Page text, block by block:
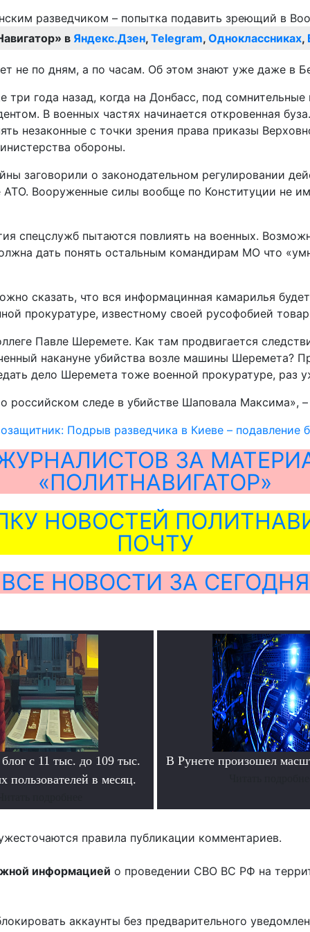
в Яндекс.Дзен, Telegram, Одноклассниках,
не по дням, а по часам. Об этом знают уже даже в
года назад, когда на Донбасс, под
В военных частях начинается откровенная
незаконные с точки зрения права приказы
обороны.
заговорили о законодательном регулировании
Вооруженные силы вообще по Конституции не
спецслужб пытаются повлиять на военных.
дать понять остальным командирам МО что
сказать, что вся информацинная камарилья
прокуратуре, известному своей русофобией
Павле Шеремете. Как там продвигается
накануне убийства возле машины Шеремета?
дело Шеремета тоже военной прокуратуре,
российском следе в убийстве Шаповала Максима»,
Подрыв разведчика в Киеве –
ЗА
«ПОЛИТНАВИГАТОР»
НОВОСТЕЙ
ПОЧТУ
ВСЕ НОВОСТИ ЗА СЕГОДНЯ
с 11 тыс. до 109 тыс.
пользователей в месяц.
В Рунете произошел
правила публикации комментариев.
информацией о проведении СВО ВС РФ на
аккаунты без предварительного